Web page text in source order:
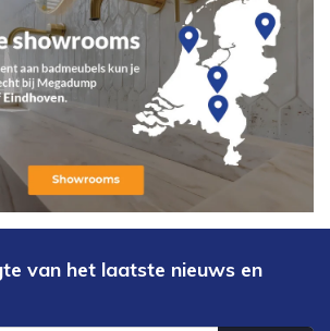
van het laatste nieuws en